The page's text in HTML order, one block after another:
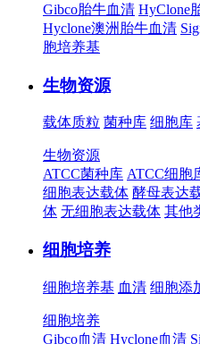
Gibco胎牛血清 HyClone
Hyclone澳洲胎牛血清
胞培养基
生物资源
载体质粒 菌种库 细胞库
生物资源
ATCC菌种库 ATCC细胞
细胞表达载体 酵母表达
体 无细胞表达载体 其他
细胞培养
细胞培养基 血清 细胞添
细胞培养
Gibco血清 Hyclone血清